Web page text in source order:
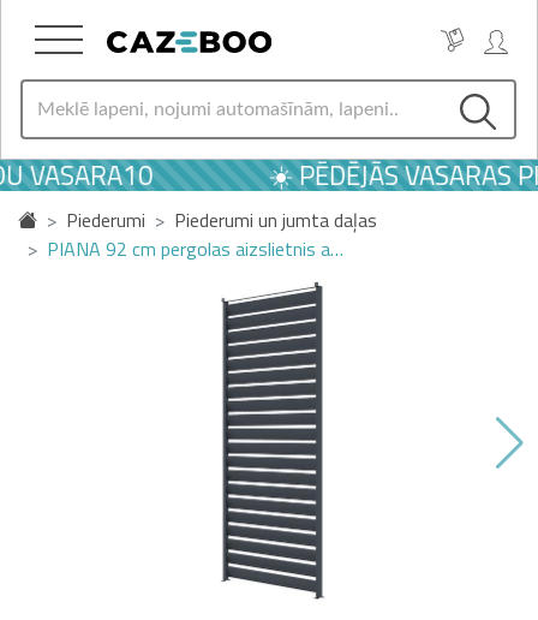
VASARA10 ☀️ PĒDĒJĀS VASARAS
Piederumi
Piederumi un jumta daļas
PIANA 92 cm pergolas aizslietnis a…